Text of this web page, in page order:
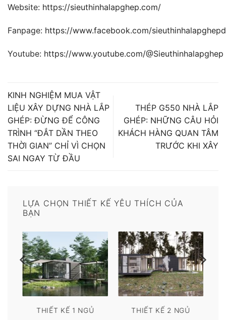
Website: https://sieuthinhalapghep.com/
Fanpage: https://www.facebook.com/
Youtube: https://www.youtube.com/@Sieuthinhalapghep
KINH NGHIỆM MUA VẬT
LIỆU XÂY DỰNG NHÀ LẮP
GHÉP: ĐỪNG ĐỂ CÔNG
TRÌNH “ĐẮT DẦN THEO
THỜI GIAN” CHỈ VÌ CHỌN
SAI NGAY TỪ ĐẦU
THÉP G550 NHÀ LẮP
GHÉP: NHỮNG CÂU HỎI
KHÁCH HÀNG QUAN TÂM
TRƯỚC KHI XÂY
LỰA CHỌN THIẾT KẾ YÊU THÍCH CỦA
BẠN
THIẾT KẾ 1 NGỦ THIẾT KẾ 2 NGỦ